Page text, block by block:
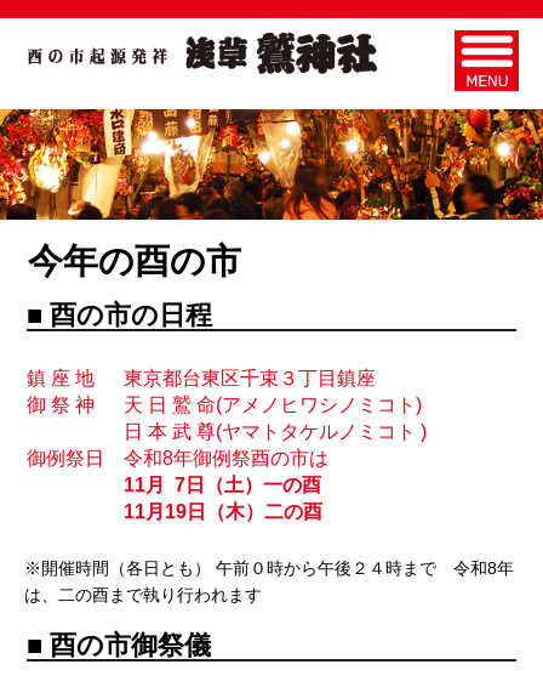
今年の酉の市
■ 酉の市の日程
鎮 座 地
東京都台東区千束３丁目鎮座
御 祭 神
天 日 鷲 命(アメノヒワシノミコト)
日 本 武 尊(ヤマトタケルノミコト )
御例祭日
令和8年御例祭酉の市は
11月 7日（土）一の酉
11月19日（木）二の酉
※開催時間（各日とも） 午前０時から午後２４時まで 令和8年
は、二の酉まで執り行われます
■ 酉の市御祭儀